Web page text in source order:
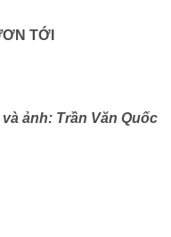
TỚI
và ảnh: Trần Văn Quốc